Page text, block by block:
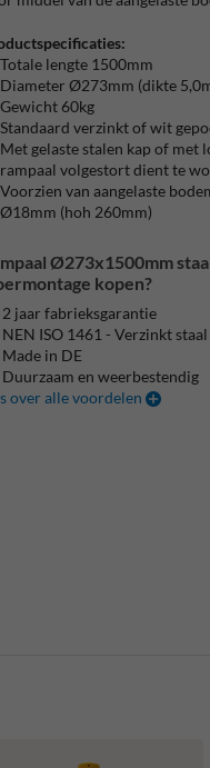
Totale lengte 1500mm
Diameter Ø273mm (dikte
Gewicht 60kg
Standaard verzinkt of wit
Met gelaste stalen kap of met
rampaal volgestort dient te
Voorzien van aangelaste
Ø18mm (hoh 260mm)
Ø273x1500mm
kopen?
2 jaar fabrieksgarantie
NEN ISO 1461 - Verzinkt staal
Made in DE
Duurzaam en weerbestendig
over alle voordelen